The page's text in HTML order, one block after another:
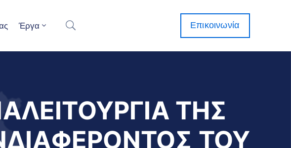
Έργα Επικοινωνία
ΤΗΣ
ΤΟΥ